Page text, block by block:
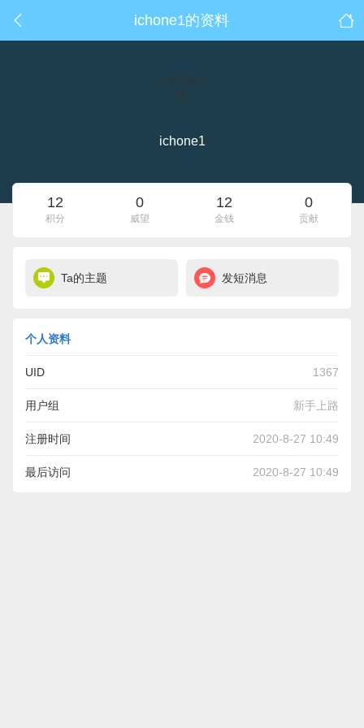
ichone1的资料
点击重新加
ichone1
12
积分
0
威望
12
金钱
0
贡献
Ta的主题 发短消息
个人资料
UID 1367
用户组 新手上路
注册时间 2020-8-27 10:49
最后访问 2020-8-27 10:49